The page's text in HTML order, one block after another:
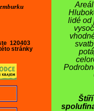
lidé od
120403
stránky